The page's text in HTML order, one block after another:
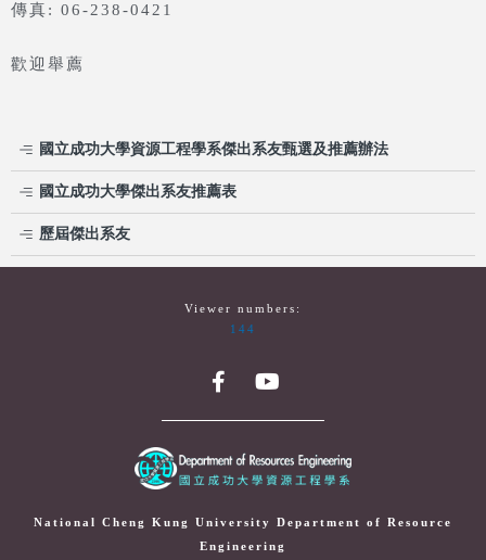
傳真: 06-238-0421
歡迎舉薦
國立成功大學資源工程學系傑出系友甄選及推薦辦法
國立成功大學傑出系友推薦表
歷屆傑出系友
Viewer numbers:
144
National Cheng Kung University Department of Resource
Engineering